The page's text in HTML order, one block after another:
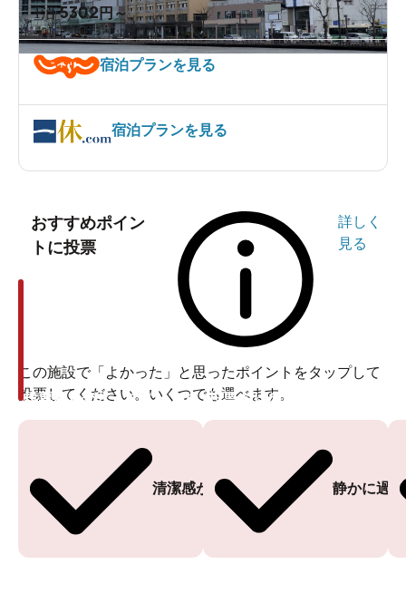
1泊5302円～
宿泊プランを見る
宿泊プランを見る
おすすめポイン
トに投票
詳しく
見る
この施設で「よかった」と思ったポイントをタップして
投票してください。いくつでも選べます。
清潔感がある
投票ありがとうございます
静かに過
投票ありがとうございます